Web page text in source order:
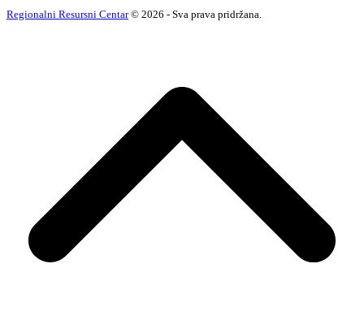
Regionalni Resursni Centar© 2026 - Sva prava pridržana.